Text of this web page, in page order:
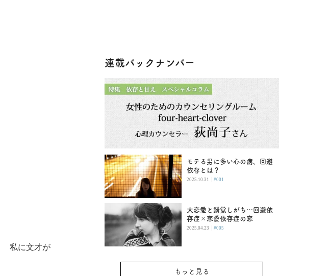
私に文才が
連載バックナンバー
モテる男に多い心の病、回避
依存とは？
2025.10.31 | #001
大恋愛と錯覚しがち…回避依
存症×恋愛依存症の恋
2025.04.23 | #005
もっと見る